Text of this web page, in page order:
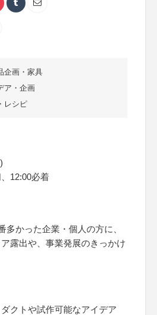
企画・家具
ア・企画
レシピ
12:00必着
多かった企業・個人の方に、
露出や、事業発展のきっかけ
クトや試作可能なアイデア